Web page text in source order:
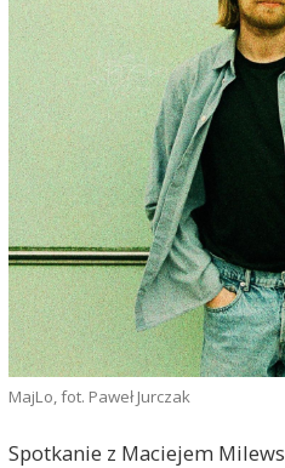
MajLo, fot. Paweł Jurczak
Spotkanie z Maciejem